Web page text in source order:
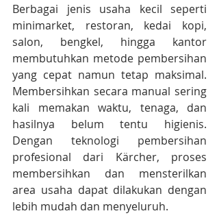
Berbagai jenis usaha kecil seperti
minimarket, restoran, kedai kopi,
salon, bengkel, hingga kantor
membutuhkan metode pembersihan
yang cepat namun tetap maksimal.
Membersihkan secara manual sering
kali memakan waktu, tenaga, dan
hasilnya belum tentu higienis.
Dengan teknologi pembersihan
profesional dari Kärcher, proses
membersihkan dan mensterilkan
area usaha dapat dilakukan dengan
lebih mudah dan menyeluruh.